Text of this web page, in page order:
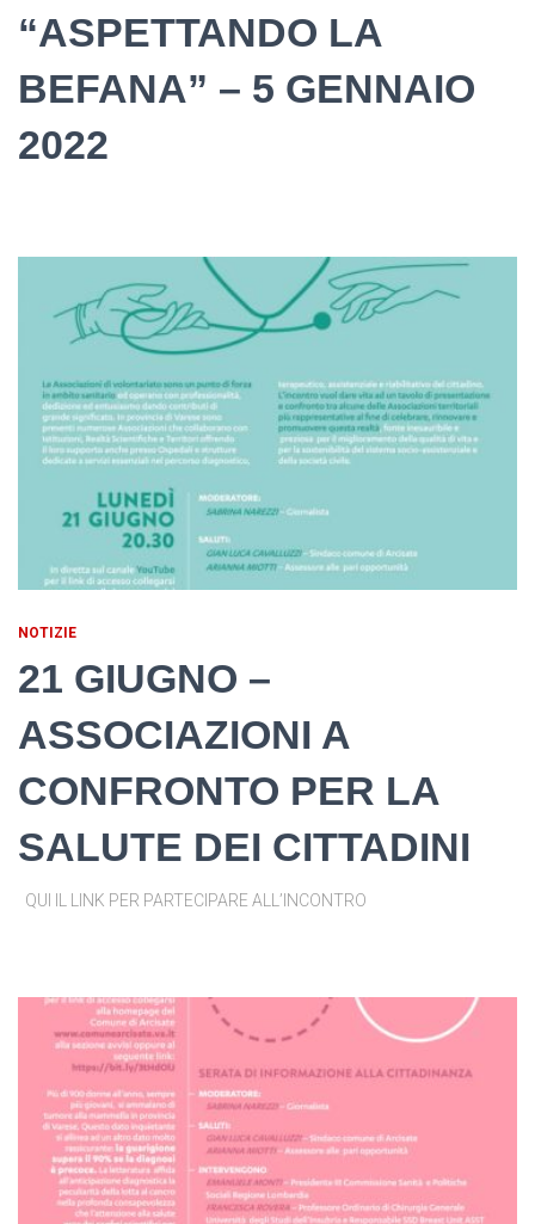
“ASPETTANDO LA
BEFANA” – 5 GENNAIO
2022
NOTIZIE
21 GIUGNO –
ASSOCIAZIONI A
CONFRONTO PER LA
SALUTE DEI CITTADINI
QUI IL LINK PER PARTECIPARE ALL’INCONTRO